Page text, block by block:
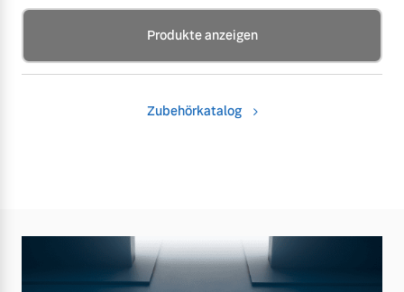
Produkte anzeigen
Zubehörkatalog